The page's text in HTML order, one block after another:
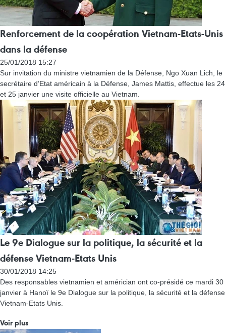
Renforcement de la coopération Vietnam-Etats-Unis
dans la défense
25/01/2018 15:27
Sur invitation du ministre vietnamien de la Défense, Ngo Xuan Lich, le
secrétaire d’Etat américain à la Défense, James Mattis, effectue les 24
et 25 janvier une visite officielle au Vietnam.
Le 9e Dialogue sur la politique, la sécurité et la
défense Vietnam-Etats Unis
30/01/2018 14:25
Des responsables vietnamien et américian ont co-présidé ce mardi 30
janvier à Hanoï le 9e Dialogue sur la politique, la sécurité et la défense
Vietnam-Etats Unis.
Voir plus